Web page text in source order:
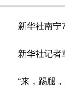
新华社南宁7
新华社记者
“来，踢腿，